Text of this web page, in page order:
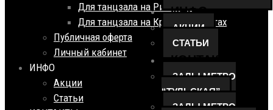
ИНФО
АКЦИИ
СТАТЬИ
КОНТАКТЫ
ЗАЛЫ МЕТРО
“ТУЛЬСКАЯ”
ЗАЛЫ МЕТРО
Для танцзала на Римской
Для танцзала на Красных Воротах
Публичная оферта
Личный кабинет
ИНФО
Акции
Статьи